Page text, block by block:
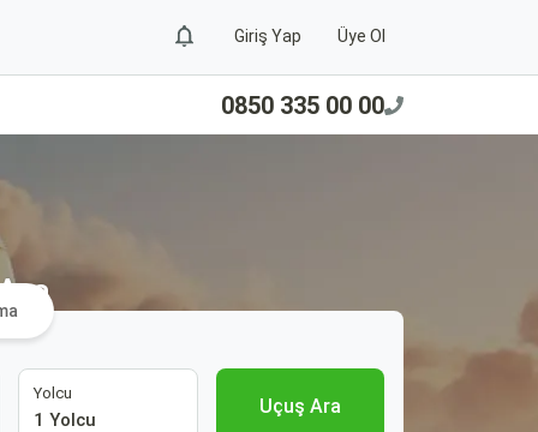
Giriş Yap Üye Ol
0850 335 00 00
Yolcu
1 Yolcu
Uçuş Ara